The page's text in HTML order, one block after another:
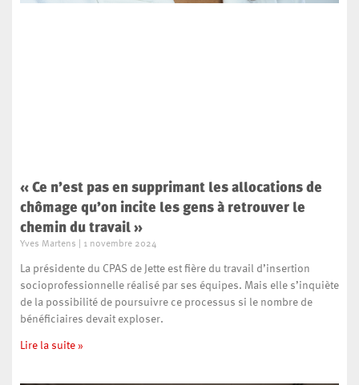
« Ce n’est pas en supprimant les allocations de
chômage qu’on incite les gens à retrouver le
chemin du travail »
Yves Martens 1 novembre 2024
La présidente du CPAS de Jette est fière du travail d’insertion
socioprofessionnelle réalisé par ses équipes. Mais elle s’inquiète
de la possibilité de poursuivre ce processus si le nombre de
bénéficiaires devait exploser.
Lire la suite »